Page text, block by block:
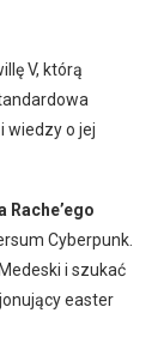
V, którą
wiedzy o jej
Rache’ego
Cyberpunk.
i szukać
easter